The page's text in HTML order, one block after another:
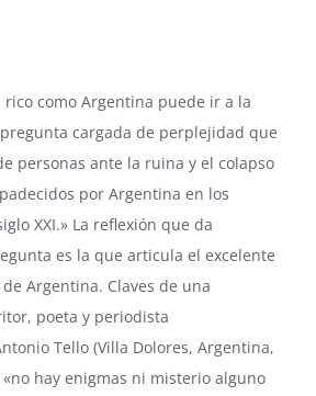
rico como Argentina puede ir a la
cargada de perplejidad que
personas ante la ruina y el colapso
por Argentina en los
XXI.» La reflexión que da
es la que articula el excelente
Argentina. Claves de una
poeta y periodista
Tello (Villa Dolores, Argentina,
«no hay enigmas ni misterio alguno